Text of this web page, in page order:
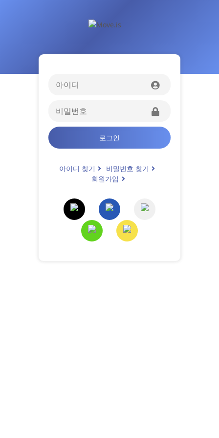
로그인
아이디 찾기
비밀번호 찾기
회원가입